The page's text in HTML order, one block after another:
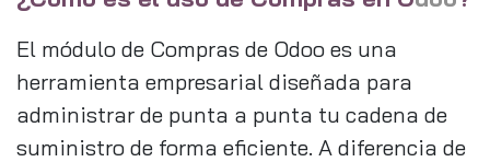
El módulo de Compras de Odoo es una
herramienta empresarial diseñada para
administrar de punta a punta tu cadena de
suministro de forma eficiente. A diferencia de